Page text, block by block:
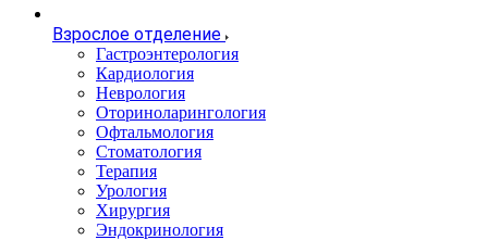
Взрослое отделение
Гастроэнтерология
Кардиология
Неврология
Оториноларингология
Офтальмология
Стоматология
Терапия
Урология
Хирургия
Эндокринология